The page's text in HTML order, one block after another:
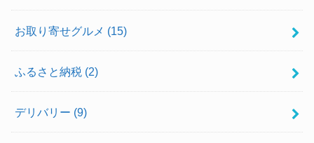
お取り寄せグルメ (15)
ふるさと納税 (2)
デリバリー (9)